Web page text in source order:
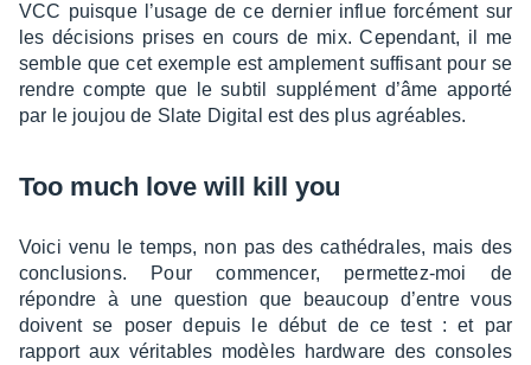
VCC puisque l’usage de ce dernier influe forcé­ment sur
les déci­sions prises en cours de mix. Cepen­dant, il me
semble que cet exemple est ample­ment suffi­sant pour se
rendre compte que le subtil supplé­ment d’âme apporté
par le joujou de Slate Digi­tal est des plus agréables.
Too much love will kill you
Voici venu le temps, non pas des cathé­drales, mais des
conclu­sions. Pour commen­cer, permet­tez-moi de
répondre à une ques­tion que beau­coup d’entre vous
doivent se poser depuis le début de ce test : et par
rapport aux véri­tables modèles hard­ware des consoles